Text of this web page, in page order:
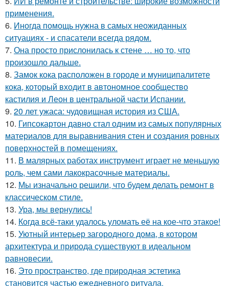
применения.
6. Иногда помощь нужна в самых неожиданных
ситуациях - и спасатели всегда рядом.
7. Она просто прислонилась к стене … но то, что
произошло дальше.
8. Замок кока расположен в городе и муниципалитете
кока, который входит в автономное сообщество
кастилия и Леон в центральной части Испании.
9. 20 лет ужаса: чудовищная история из США.
10. Гипсокартон давно стал одним из самых популярных
материалов для выравнивания стен и создания ровных
поверхностей в помещениях.
11. В малярных работах инструмент играет не меньшую
роль, чем сами лакокрасочные материалы.
12. Мы изначально решили, что будем делать ремонт в
классическом стиле.
13. Ура, мы вернулись!
14. Когда всё-таки удалось уломать её на кое-что этакое!
15. Уютный интерьер загородного дома, в котором
архитектура и природа существуют в идеальном
равновесии.
16. Это пространство, где природная эстетика
становится частью ежедневного ритуала.